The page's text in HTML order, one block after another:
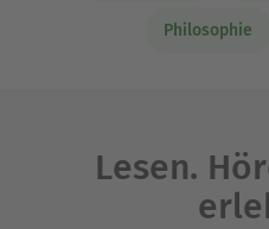
Philosophie
Lesen.